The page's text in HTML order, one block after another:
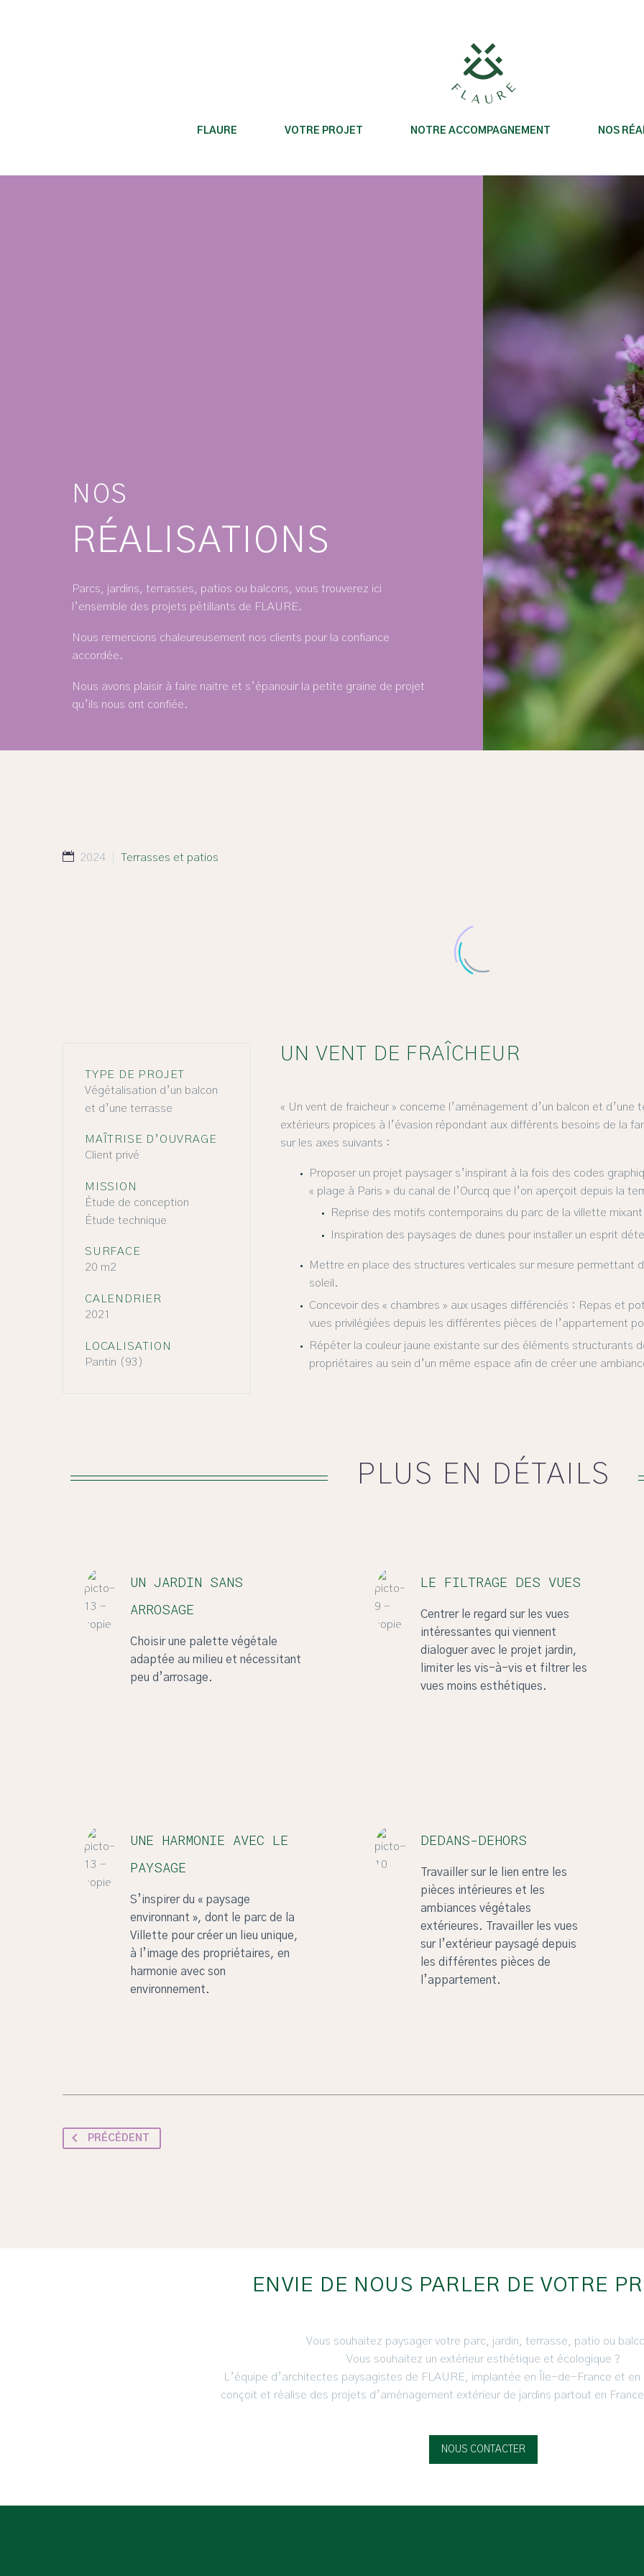
FLAURE VOTRE PROJET NOTRE ACCOMPAGNEMENT NOS
NOS
RÉALISATIONS
Parcs, jardins, terrasses, patios ou balcons, vous trouverez ici
l’ensemble des projets pétillants de FLAURE.
Nous remercions chaleureusement nos clients pour la confiance
accordée.
Nous avons plaisir à faire naitre et s’épanouir la petite graine de projet
qu’ils nous ont confiée.
2024 Terrasses et patios
TYPE DE PROJET
Végétalisation d’un balcon
et d’une terrasse
MAÎTRISE D’OUVRAGE
Client privé
MISSION
Étude de conception
Étude technique
SURFACE
20 m2
CALENDRIER
2021
LOCALISATION
Pantin (93)
UN VENT DE FRAÎCHEUR
« Un vent de fraicheur » concerne l’aménagement d’un balcon et
extérieurs propices à l’évasion répon­dant aux différents besoins de la
sur les axes suivants :
Proposer un projet paysager s’inspirant à la fois des codes
« plage à Paris » du canal de l’Ourcq que l’on aperçoit depuis la
Reprise des motifs contemporains du parc de la villette
Inspi­ration des paysages de dunes pour installer un esprit
Mettre en place des structures verticales sur mesure permettant
soleil.
Concevoir des « chambres » aux usages différenciés : Repas et
vues privilégiées depuis les différentes pièces de l’appartement
Répéter la couleur jaune existante sur des éléments structurants
propriétaires au sein d’un même espace afin de créer une
PLUS EN DÉTAILS
UN JARDIN SANS
ARROSAGE
Choisir une palette végétale
adaptée au milieu et nécessitant
peu d’arrosage.
LE FILTRAGE DES VUES
Centrer le regard sur les vues
intéressantes qui viennent
dialoguer avec le projet jardin,
limiter les vis-à-vis et filtrer les
vues moins esthétiques.
UNE HARMONIE AVEC LE
PAYSAGE
S’inspirer du « paysage
environnant », dont le parc de la
Villette pour créer un lieu unique,
à l’image des propriétaires, en
harmonie avec son
environnement.
DEDANS-DEHORS
Travailler sur le lien entre les
pièces intérieures et les
ambiances végétales
extérieures. Travailler les vues
sur l’extérieur paysagé depuis
les différentes pièces de
l’appartement.
PRÉCÉDENT
ENVIE DE NOUS PARLER DE VOTRE
Vous souhaitez paysager votre parc, jardin, terrasse, patio ou
Vous souhaitez un extérieur esthétique et écologique ?
L’équipe d’architectes paysagistes de FLAURE, implantée en Île-de-France et
conçoit et réalise des projets d’aménagement extérieur de jardins partout en
NOUS CONTACTER